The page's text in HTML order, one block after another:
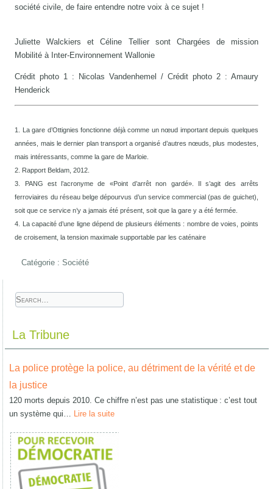
société civile, de faire entendre notre voix à ce sujet !
Juliette Walckiers et Céline Tellier sont Chargées de mission
Mobilité à Inter-Environnement Wallonie
Crédit photo 1 : Nicolas Vandenhemel / Crédit photo 2 : Amaury
Henderick
1. La gare d’Ottignies fonctionne déjà comme un nœud important depuis quelques
années, mais le dernier plan transport a organisé d’autres nœuds, plus modestes,
mais intéressants, comme la gare de Marloie.
2. Rapport Beldam, 2012.
3. PANG est l’acronyme de «Point d’arrêt non gardé». Il s’agit des arrêts
ferroviaires du réseau belge dépourvus d’un service commercial (pas de guichet),
soit que ce service n’y a jamais été présent, soit que la gare y a été fermée.
4. La capacité d’une ligne dépend de plusieurs éléments : nombre de voies, points
de croisement, la tension maximale supportable par les caténaire
Catégorie :Société
La Tribune
La police protège la police, au détriment de la vérité et de
la justice
120 morts depuis 2010. Ce chiffre n’est pas une statistique : c’est tout
un système qui… Lire la suite